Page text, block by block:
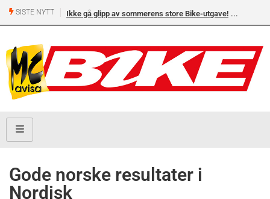
SISTE NYTT Ikke gå glipp av sommerens store Bike-utgave!
Gode norske resultater i
Nordisk